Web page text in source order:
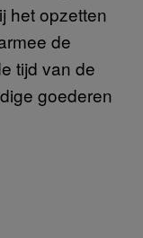
het opzetten
de
tijd van de
goederen